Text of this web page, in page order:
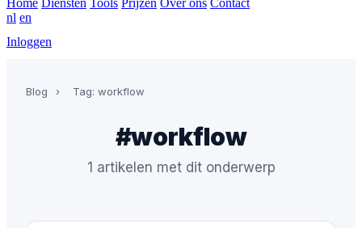
Home Diensten Tools Prijzen Over ons Contact
nl en
Inloggen
Blog › Tag: workflow
#workflow
1 artikelen met dit onderwerp